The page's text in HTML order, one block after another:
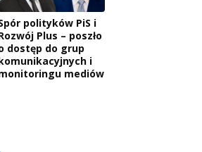
polityków PiS i
Plus – poszło
dostęp do grup
i
mediów